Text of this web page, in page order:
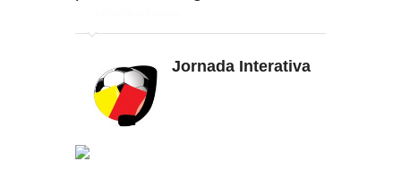
Jornada Interativa